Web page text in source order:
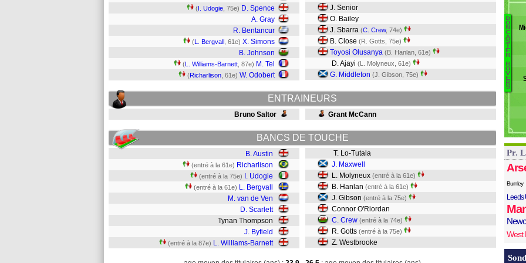
(I. Udogie , 75e) D. Spence
A. Gray
R. Bentancur
(L. Bergvall , 61e) X. Simons
B. Johnson
(L. Williams-Barnett , 87e) M. Tel
(Richarlison , 61e) W. Odobert
J. Senior
O. Bailey
J. Sbarra (C. Crew, 74e)
B. Close (R. Gotts, 75e)
Toyosi Olusanya (B. Hanlan, 61e)
D. Ajayi (L. Molyneux, 61e)
G. Middleton (J. Gibson, 75e)
ENTRAINEURS
Bruno Saltor Grant McCann
BANCS DE TOUCHE
B. Austin
(entré à la 61e) Richarlison
(entré à la 75e) I. Udogie
(entré à la 61e) L. Bergvall
M. van de Ven
D. Scarlett
Tynan Thompson
J. Byfield
(entré à la 87e) L. Williams-Barnett
T. Lo-Tutala
J. Maxwell
L. Molyneux (entré à la 61e)
B. Hanlan (entré à la 61e)
J. Gibson (entré à la 75e)
Connor O'Riordan
C. Crew (entré à la 74e)
R. Gotts (entré à la 75e)
Z. Westbrooke
D
O
N
C
A
S
T
E
R
R
O
V
E
R
S
Pr.
Burnley
Leeds
West